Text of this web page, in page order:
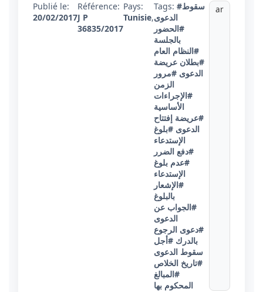
Publié le:
20/02/2017
Référence:
J P
36835/2017
Pays:
Tunisie,
Tags: #سقوط
الدعوى
#الحضور
بالجلسة
#النظام العام
#بطلان عريضة
الدعوى #مرور
الزمن
#الإجراءات
الأساسية
#عريضة إفتتاح
الدعوى #بلوغ
الإستدعاء
#دفع الضرر
#عدم بلوغ
الإستدعاء
#الإشعار
بالبلوغ
#الجواب عن
الدعوى
#دعوى الرجوع
بالدرك #أجل
سقوط الدعوى
#تاريخ الخلاص
#المبالغ
المحكوم بها
ar